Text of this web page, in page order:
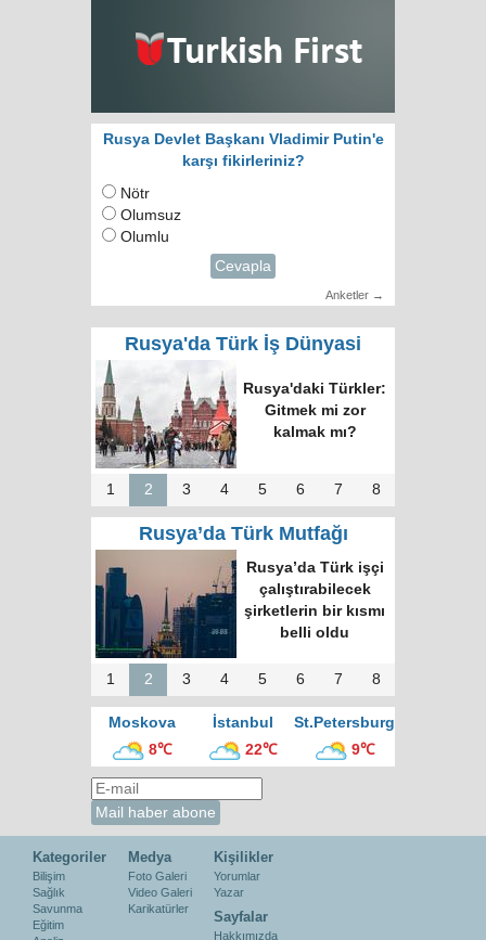
Rusya Devlet Başkanı Vladimir Putin'e
karşı fikirleriniz?
Nötr
Olumsuz
Olumlu
Cevapla
Anketler →
Rusya'da Türk İş Dünyasi
Rusya'daki Türkler:
Gitmek mi zor
kalmak mı?
1 2 3 4 5 6 7 8
Rusya’da Türk Mutfağı
Rusya’da Türk işçi
çalıştırabilecek
şirketlerin bir kısmı
belli oldu
1 2 3 4 5 6 7 8
Moskova İstanbul
St.Petersburg
8℃
22℃ 9℃
Kategoriler
Bilişim
Sağlık
Savunma
Eğitim
Medya
Foto Galeri
Video Galeri
Karikatürler
Kişilikler
Yorumlar
Yazar
Sayfalar
Hakkımızda